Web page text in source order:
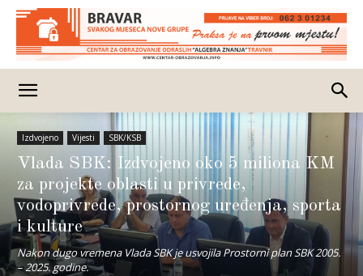
Izdvojeno Vijesti SBK/KSB
Vlada SBK: Izdvojeno oko 5 miliona KM
za projekte oblasti u privrede,
vodoprivrede, prostornog uređenja, sporta
i kulture
Nakon dugo vremena Vlada SBK je usvojila Prostorni plan SBK 2005.
– 2025. godine.